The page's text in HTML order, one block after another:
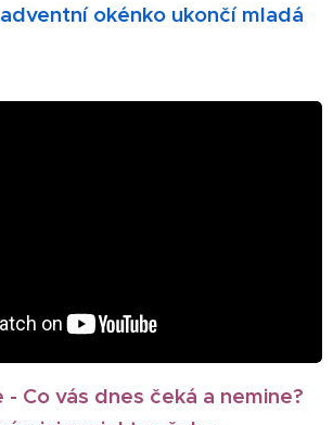
okénko ukončí mladá
- Co vás dnes čeká a nemine?